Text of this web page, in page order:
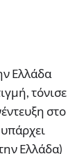
Ελλάδα
τόνισε
στο
Ελλάδα)